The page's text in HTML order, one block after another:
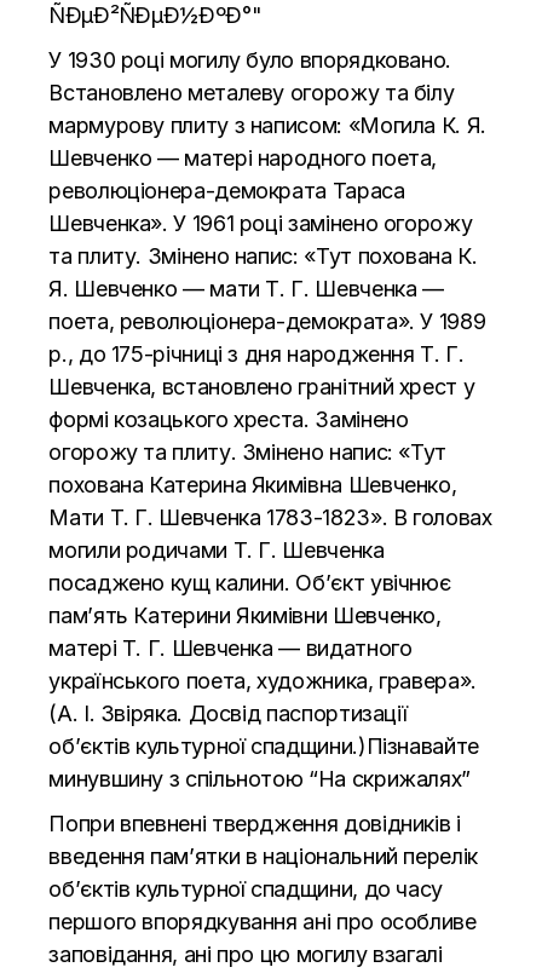
У 1930 роцi могилу було впорядковано.
Встановлено металеву огорожу та бiлу
мармурову плиту з написом: «Могила К. Я.
Шевченко — матерi народного поета,
революцiонера-демократа Тараса
Шевченка». У 1961 роцi замiнено огорожу
та плиту. Змiнено напис: «Тут похована К.
Я. Шевченко — мати Т. Г. Шевченка —
поета, революцiонера-демократа». У 1989
р., до 175-рiчницi з дня народження Т. Г.
Шевченка, встанов­лено гранiтний хрест у
формi козацького хреста. Замiнено
огорожу та плиту. Змiнено напис: «Тут
похована Катерина Якимiвна Шевченко,
Мати Т. Г. Шевченка 1783-1823». В головах
могили родичами Т. Г. Шевченка
посаджено кущ калини. Об’єкт увiчнює
пам’ять Катерини Якимiвни Шевченко,
матерi Т. Г. Шевченка — видатного
українського поета, художника, гравера».
(А. І. Звіряка. Досвід паспортизації
об’єктів культурної спадщини.)Пізнавайте
минувшину з спільнотою “На скрижалях”
Попри впевнені твердження довідників і
введення пам’ятки в національний перелік
об’єктів культурної спадщини, до часу
першого впорядкування ані про особливе
заповідання, ані про цю могилу взагалі